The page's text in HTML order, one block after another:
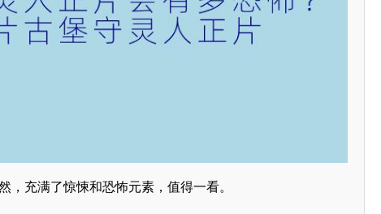
，充满了惊悚和恐怖元素，值得一看。